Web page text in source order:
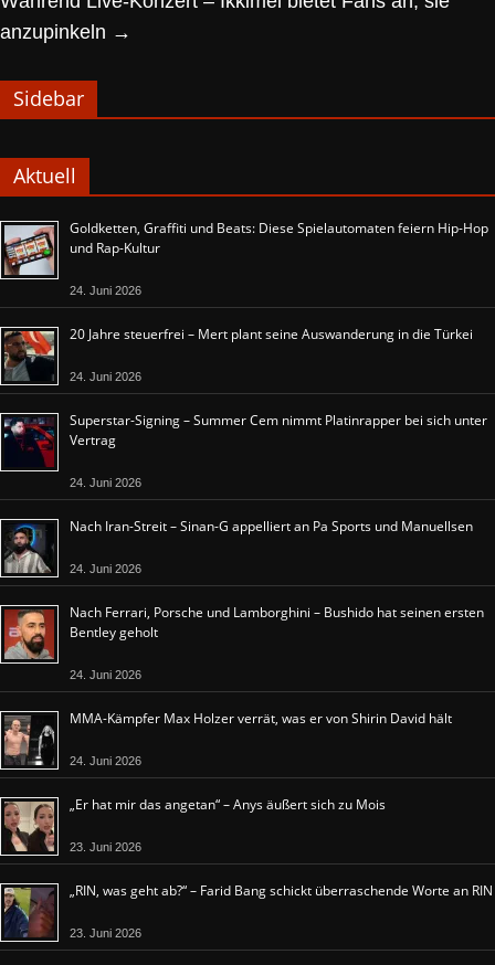
anzupinkeln →
Sidebar
Aktuell
Goldketten, Graffiti und Beats: Diese Spielautomaten feiern Hip-Hop
und Rap-Kultur
24. Juni 2026
20 Jahre steuerfrei – Mert plant seine Auswanderung in die Türkei
24. Juni 2026
Superstar-Signing – Summer Cem nimmt Platinrapper bei sich unter
Vertrag
24. Juni 2026
Nach Iran-Streit – Sinan-G appelliert an Pa Sports und Manuellsen
24. Juni 2026
Nach Ferrari, Porsche und Lamborghini – Bushido hat seinen ersten
Bentley geholt
24. Juni 2026
MMA-Kämpfer Max Holzer verrät, was er von Shirin David hält
24. Juni 2026
„Er hat mir das angetan“ – Anys äußert sich zu Mois
23. Juni 2026
„RIN, was geht ab?“ – Farid Bang schickt überraschende Worte an RIN
23. Juni 2026